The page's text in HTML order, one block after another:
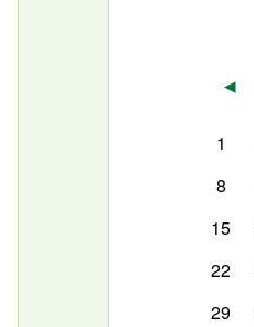
◂
1
8
15
22
29